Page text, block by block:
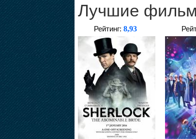
Лучшие
Рейтинг: 8,93